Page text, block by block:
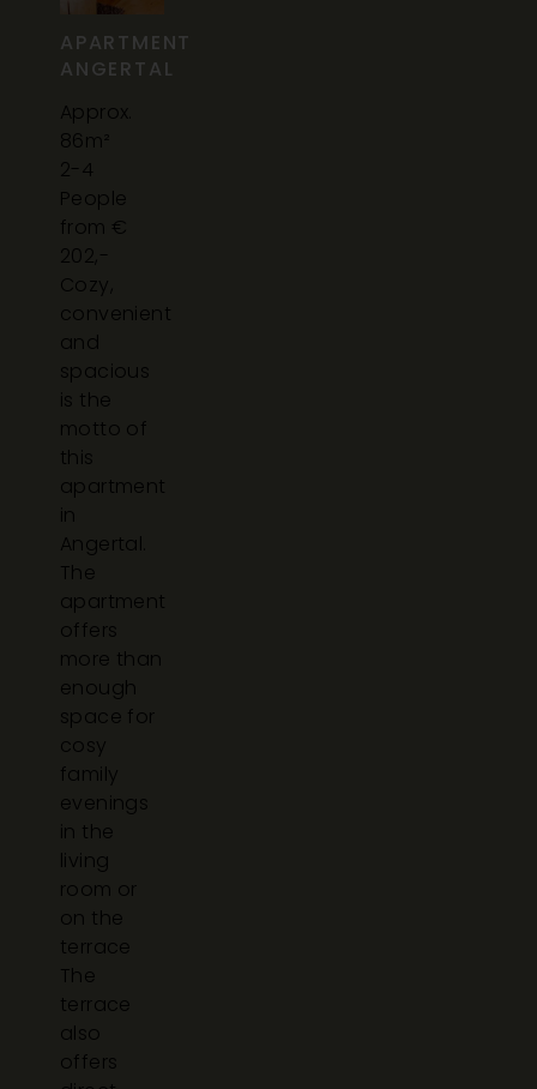
APARTMENT
ANGERTAL
Approx.
86m²
2-4
People
from €
202,-
Cozy,
convenient
and
spacious
is the
motto of
this
apartment
in
Angertal.
The
apartment
offers
more than
enough
space for
cosy
family
evenings
in the
living
room or
on the
terrace
The
terrace
also
offers